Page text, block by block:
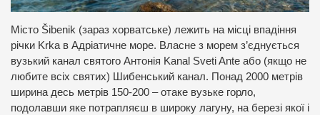
Місто Šibenik (зараз хорватське) лежить на місці впадіння
річки Krka в Адріатичне море. Власне з морем з’єднується
вузький канал святого Антонія Kanal Sveti Ante або (якщо не
любите всіх святих) Шибенський канал. Понад 2000 метрів
ширина десь метрів 150-200 – отаке вузьке горло,
подолавши яке потрапляєш в широку лагуну, на березі якої і